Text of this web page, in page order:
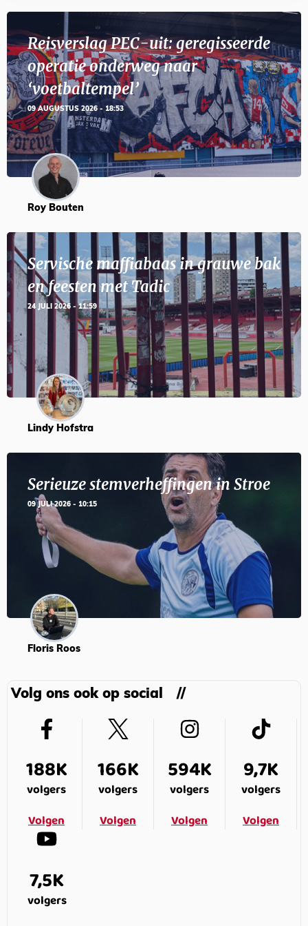
Reisverslag PEC-uit: geregisseerde
operatie onderweg naar
‘voetbaltempel’
09 AUGUSTUS 2026 - 18:53
Roy Bouten
Servische maffiabaas in grauwe bak
en feesten met Tadic
24 JULI 2026 - 11:59
Lindy Hofstra
Serieuze stemverheffingen in Stroe
09 JULI 2026 - 10:15
Floris Roos
Volg ons ook op social
188K
volgers
Volgen
166K
volgers
Volgen
594K
volgers
Volgen
9,7K
volgers
Volgen
7,5K
volgers